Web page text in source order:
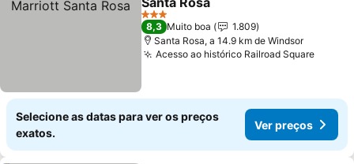
Ver preços
3 Estrelas
8,3 Muito boa
1.809
Santa Rosa, a 14.9 km de Windsor
Acesso ao histórico Railroad SquareVer
Selecione as datas para ver os preços
exatos.
Ver preços